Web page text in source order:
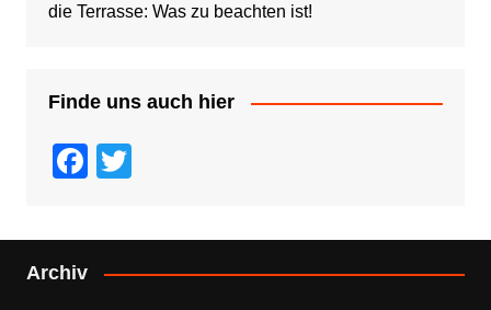
die Terrasse: Was zu beachten ist!
Finde uns auch hier
F
c
e
tt
er
Archiv